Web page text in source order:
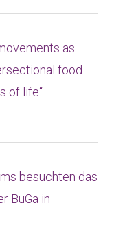
as
food
of life“
besuchten das
BuGa in